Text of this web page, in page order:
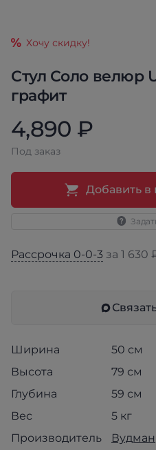
Стул Соло велюр
графит
Хочу скидку!
4,890 ₽
Под заказ
Добавить в
Рассрочка 0-0-3 за 1 630
Ширина
50 см
Высота
79 см
Глубина
59 см
Вес
5 кг
Производитель
Вудман